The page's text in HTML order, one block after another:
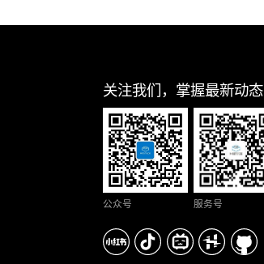
关注我们，掌握最新动态
公众号 服务号